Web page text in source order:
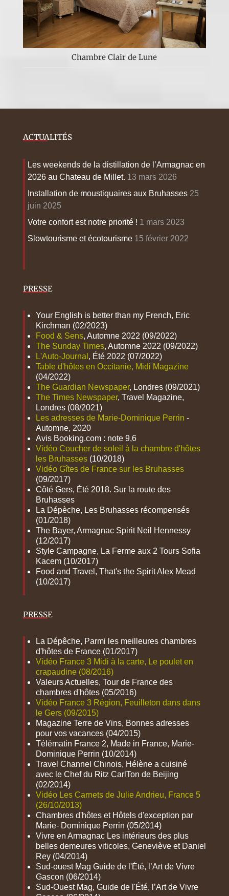
Chambre Clair de Lune
ACTUALITÉS
Les weekends de la distillation de l’Armagnac en
2026 au Chateau de Millet. 13 mars 2026
Installation de moustiquaires aux Bruhasses 25
juin 2025
Votre confort est notre priorité ! 1 mars 2023
Slowtourisme et écotourisme 15 février 2022
PRESSE
Your English is better than my French, Eric
Kirchman (02/2023)
Food & Sens, Automne 2022 (09/2022)
The Sunday Times, Automne 2022 (09/2022)
L'Auto-Journal , Été 2022 (07/2022)
Table d'hôtes en Occitanie, Midi Magazine
(04/2022)
The Guardian Newspaper, Londres (09/2021)
The Times Newspaper, Travel Magazine,
Londres (08/2021)
Les adresses de Marie-Dominique Perrin -
Automne, 2020
Avis Booking.com : note 9,6
Vidéo Coucher de soleil à la chambre d'hôtes
les Bruhasses(10/2018)
Vidéo Gîtes de France sur les Bruhasses
(09/2017)
Côté Gers, Été 2018. Sur la route des
Bruhasses
La Dépèche, Les Bruhasses récompensés
(01/2018)
The Bayer, Armagnac Spirit Neil Hennessy
(12/2017)
Style Campagne, La Ferme aux 2 Tours Sofia
Kacem (10/2017)
Food and Travel, That's the Spirit Alex Mead
(10/2017)
PRESSE
La Dépêche, Parmi les meilleures chambres
d'hôtes de France (01/2017)
Vidéo France 3 Midi à la carte, Le poulet en
crapaudine (08/2016)
Valeurs Actuelles, Tour de France des
chambres d'hôtes (05/2016)
Vidéo France 3 Région, Feuilleton dans dans
le Gers (09/2015)
Magazine Terre de Vins, Bonnes adresses
pour vos vacances (04/2015)
Télématin France 2, Made in France, Marie-
Dominique Perrin (10/2014)
Travel Channel Chinois, Hélène a cuisiné
avec le Chef du Ritz CarlTon de Beijing
(02/2014)
Vidéo Les Carnets de Julie Andrieu, France 5
(26/10/2013)
Chambres d'hôtes et Hôtels d'exception par
Marie- Dominique Perrin (05/2014)
Vivre en Armagnac Les intérieurs des plus
belles demeures viticoles, Geneviève et Daniel
Rey (04/2014)
Sud-ouest Mag Guide de l'Été, l’Art de Vivre
Gascon (06/2014)
Sud-Ouest Mag, Guide de l'Été, l’Art de Vivre